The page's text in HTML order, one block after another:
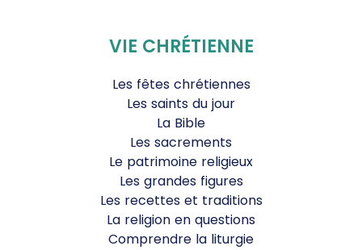
VIE CHRÉTIENNE
Les fêtes chrétiennes
Les saints du jour
La Bible
Les sacrements
Le patrimoine religieux
Les grandes figures
Les recettes et traditions
La religion en questions
Comprendre la liturgie